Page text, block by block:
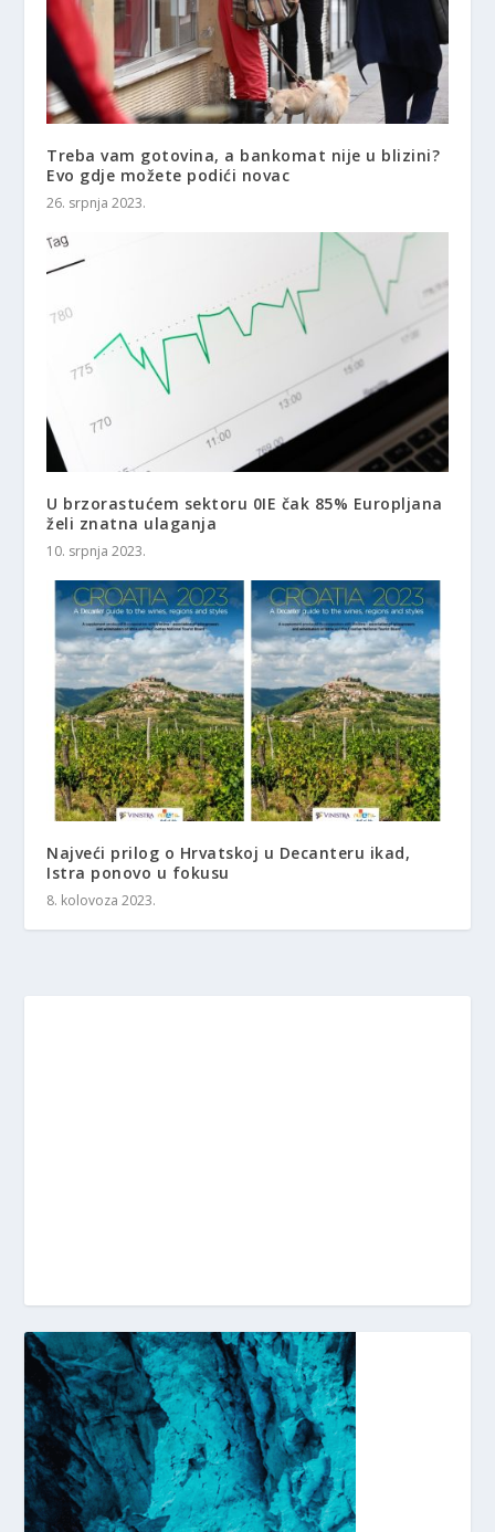
Treba vam gotovina, a bankomat nije u blizini?
Evo gdje možete podići novac
26. srpnja 2023.
U brzorastućem sektoru 0IE čak 85% Europljana
želi znatna ulaganja
10. srpnja 2023.
Najveći prilog o Hrvatskoj u Decanteru ikad,
Istra ponovo u fokusu
8. kolovoza 2023.